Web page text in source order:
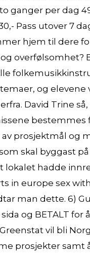
ganger per dag
30,- Pass utover 7
hjem til dere
og elevene
David Trine
prosjektmål og
skal byggast
lokalet hadde
in europe sex
man dette. 6)
og BETALT
vil bli
prosjekter samt